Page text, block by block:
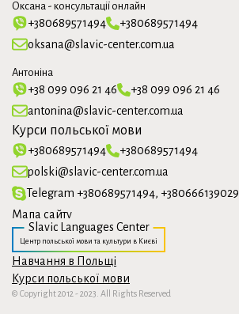
Slavic Languages Center
Центр польської мови та культури в Києві
Навчання в Польщі
Курси польської мови
© Copyright 2012 - 2023. All Rights Reserved
Оксана - консультації онлайн
+380689571494
+380689571494
oksana@slavic-center.com.ua
Антоніна
+38 099 096 21 46
+38 099 096 21 46
antonina@slavic-center.com.ua
Курси польської мови
+380689571494
+380689571494
polski@slavic-center.com.ua
Telegram +380689571494, +380666139029
Мапа сайту